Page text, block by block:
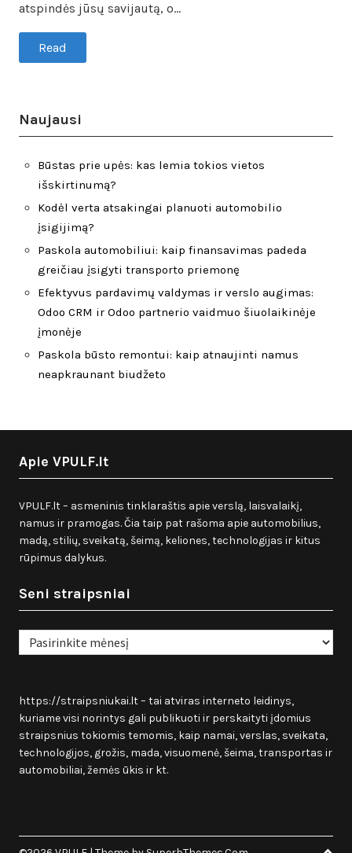
atspindės jūsų savijautą, o…
Read
Naujausi
Būstas prie upės: kas lemia tokios vietos
išskirtinumą?
Kodėl verta atsakingai planuoti automobilio
įsigijimą?
Paskola automobiliui: kaip finansavimas padeda
greičiau įsigyti transporto priemonę
Efektyvus pardavimų valdymas ir verslo augimas:
Odoo CRM ir Odoo partnerio vaidmuo šiuolaikinėje
įmonėje
Paskola būsto remontui: kaip atnaujinti namus
neapkraunant biudžeto
Apie VPULF.lt
VPULF.lt – asmeninis tinklaraštis apie verslą, laisvalaikį,
namus ir pramogas. Čia taip pat rašoma apie automobilius,
madą, stilių, sveikatą, šeimą, keliones, technologijas ir kitus
rūpimus dalykus.
Seni straipsniai
Seni
straipsniai
https://straipsniukai.lt– tai atviras interneto leidinys,
kuriame visi norintys gali publikuoti ir perskaityti įdomius
straipsnius tokiomis temomis, kaip namai, verslas, sveikata,
technologijos, grožis, mada, visuomenė, šeima, transportas ir
automobiliai, žemės ūkis ir kt.